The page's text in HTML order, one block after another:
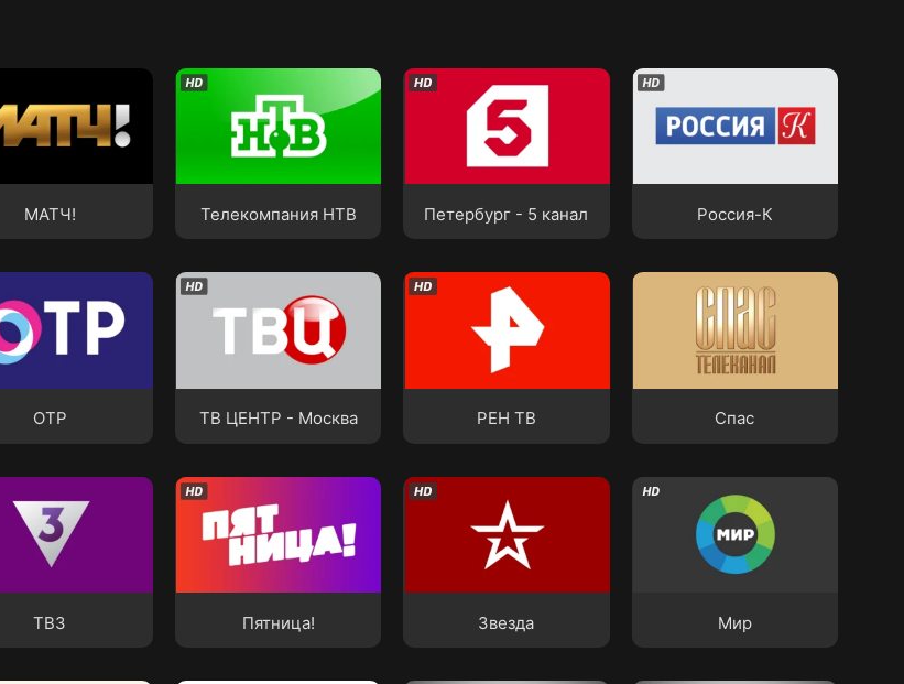
МАТЧ! Телекомпания НТВ
Петербург - 5 канал
Петербург - 5 канал Россия-К
ОТР ТВ ЦЕНТР - Москва РЕН ТВ Спас
ТВ3 Пятница! Звезда Мир